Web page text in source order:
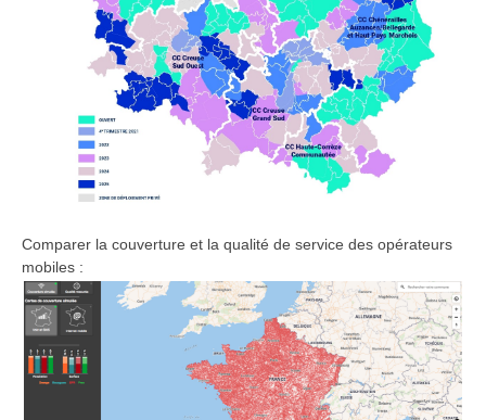
Comparer la couverture et la qualité de service des opérateurs
mobiles :